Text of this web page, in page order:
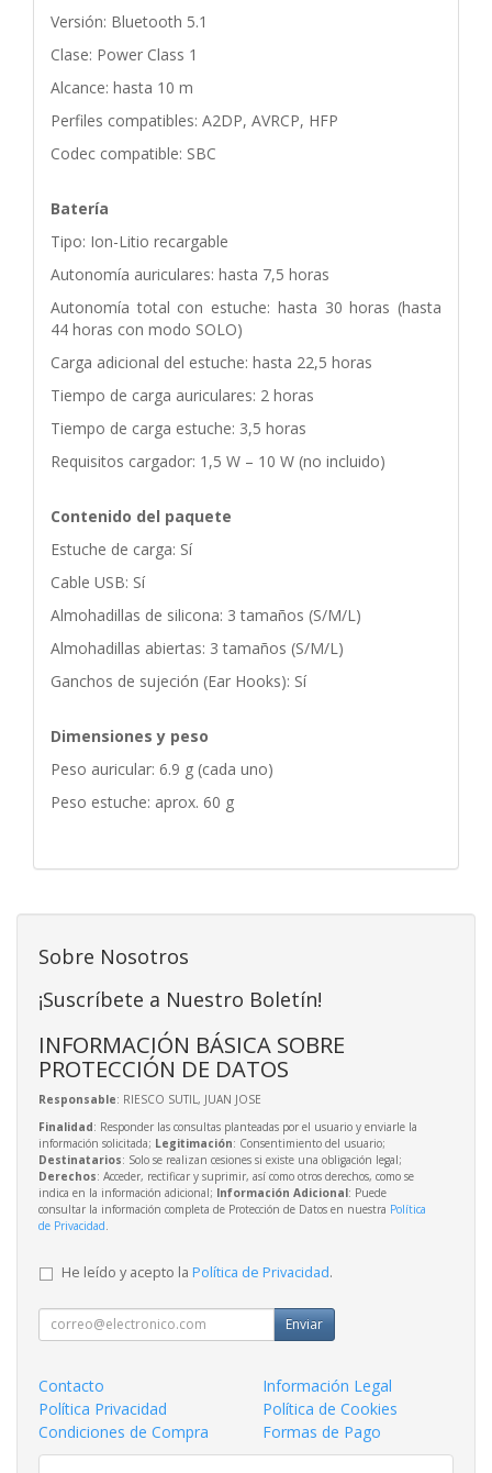
Versión: Bluetooth 5.1
Clase: Power Class 1
Alcance: hasta 10 m
Perfiles compatibles: A2DP, AVRCP, HFP
Codec compatible: SBC
Batería
Tipo: Ion-Litio recargable
Autonomía auriculares: hasta 7,5 horas
Autonomía total con estuche: hasta 30 horas (hasta
44 horas con modo SOLO)
Carga adicional del estuche: hasta 22,5 horas
Tiempo de carga auriculares: 2 horas
Tiempo de carga estuche: 3,5 horas
Requisitos cargador: 1,5 W – 10 W (no incluido)
Contenido del paquete
Estuche de carga: Sí
Cable USB: Sí
Almohadillas de silicona: 3 tamaños (S/M/L)
Almohadillas abiertas: 3 tamaños (S/M/L)
Ganchos de sujeción (Ear Hooks): Sí
Dimensiones y peso
Peso auricular: 6.9 g (cada uno)
Peso estuche: aprox. 60 g
Sobre Nosotros
¡Suscríbete a Nuestro Boletín!
INFORMACIÓN BÁSICA SOBRE
PROTECCIÓN DE DATOS
Responsable: RIESCO SUTIL, JUAN JOSE
Finalidad: Responder las consultas planteadas por el usuario y enviarle la
información solicitada; Legitimación: Consentimiento del usuario;
Destinatarios: Solo se realizan cesiones si existe una obligación legal;
Derechos: Acceder, rectificar y suprimir, así como otros derechos, como se
indica en la información adicional; Información Adicional: Puede
consultar la información completa de Protección de Datos en nuestra Política
de Privacidad
He leído y acepto la Política de Privacidad.
Enviar
Contacto
Información Legal
Política Privacidad
Política de Cookies
Condiciones de Compra
Formas de Pago